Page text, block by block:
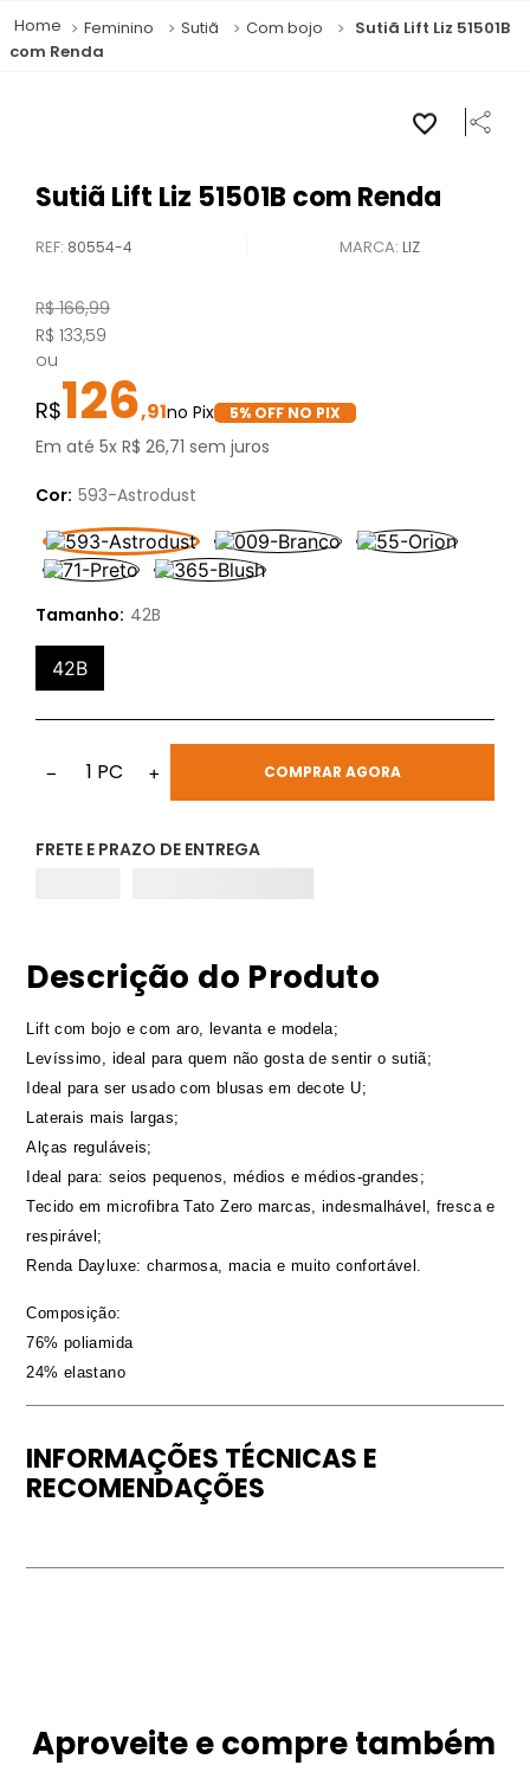
Feminino Sutiã Com bojo
Sutiã Lift Liz 51501B
com Renda
Sutiã Lift Liz 51501B com Renda
REF: 80554-4 LIZ
R$ 166,99
R$ 133,59
ou
126,91 5% OFF NO PIX
Em até5xR$ 26,71 sem juros
Cor: 593-Astrodust
Tamanho: 42B
42B
− 1 PC + COMPRAR AGORA
FRETE E PRAZO DE ENTREGA
Descrição do Produto
Lift com bojo e com aro, levanta e modela;
Levíssimo, ideal para quem não gosta de sentir o sutiã;
Ideal para ser usado com blusas em decote U;
Laterais mais largas;
Alças reguláveis;
Ideal para: seios pequenos, médios e médios-grandes;
Tecido em microfibra Tato Zero marcas, indesmalhável, fresca e
respirável;
Renda Dayluxe: charmosa, macia e muito confortável.
Composição:
76% poliamida
24% elastano
INFORMAÇÕES TÉCNICAS E
RECOMENDAÇÕES
Aproveite e compre também